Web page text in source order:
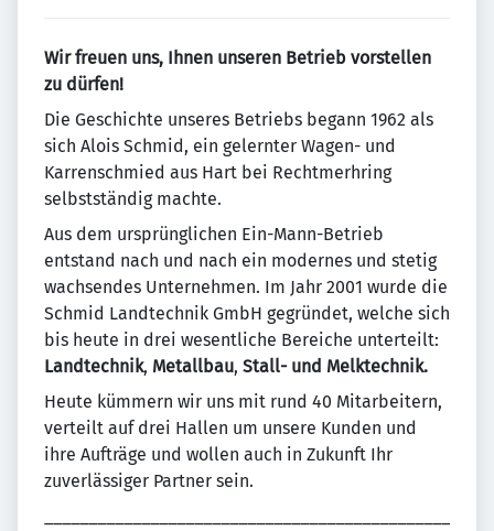
Wir freuen uns, Ihnen unseren Betrieb vorstellen
zu dürfen!
Die Geschichte unseres Betriebs begann 1962 als
sich Alois Schmid, ein gelernter Wagen- und
Karrenschmied aus Hart bei Rechtmerhring
selbstständig machte.
Aus dem ursprünglichen Ein-Mann-Betrieb
entstand nach und nach ein modernes und stetig
wachsendes Unternehmen. Im Jahr 2001 wurde die
Schmid Landtechnik GmbH gegründet, welche sich
bis heute in drei wesentliche Bereiche unterteilt:
Landtechnik, Metallbau, Stall- und Melktechnik.
Heute kümmern wir uns mit rund 40 Mitarbeitern,
verteilt auf drei Hallen um unsere Kunden und
ihre Aufträge und wollen auch in Zukunft Ihr
zuverlässiger Partner sein.